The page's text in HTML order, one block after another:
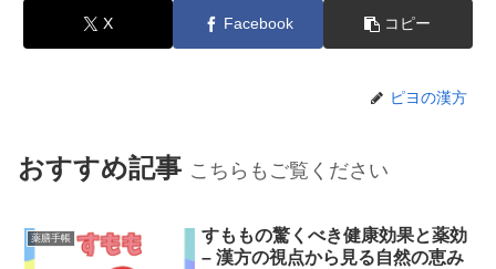
X Facebook コピー
ピヨの漢方
おすすめ記事 こちらもご覧ください
薬膳手帳
すももの驚くべき健康効果と薬効
– 漢方の視点から見る自然の恵み